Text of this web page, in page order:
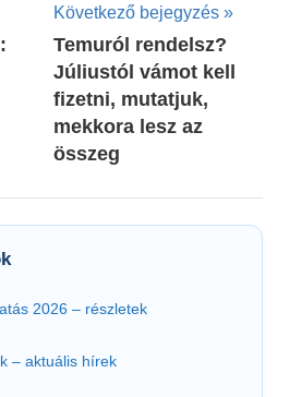
Következő bejegyzés
Temuról rendelsz?
Júliustól vámot kell
fizetni, mutatjuk,
mekkora lesz az
összeg
2026 – részletek
– aktuális hírek